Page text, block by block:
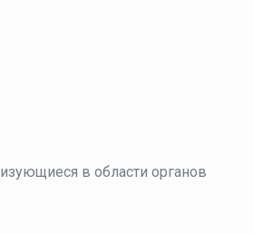
в области органов